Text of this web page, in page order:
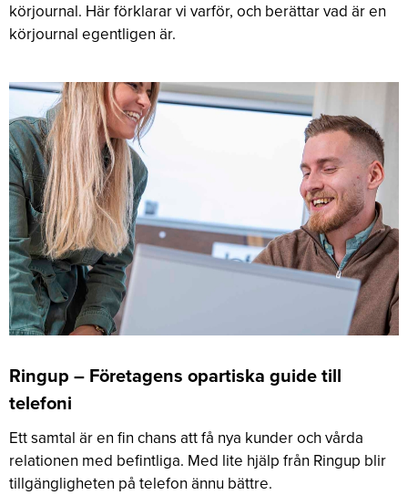
körjournal. Här förklarar vi varför, och berättar vad är en
körjournal egentligen är.
Ringup – Företagens opartiska guide till
telefoni
Ett samtal är en fin chans att få nya kunder och vårda
relationen med befintliga. Med lite hjälp från Ringup blir
tillgängligheten på telefon ännu bättre.